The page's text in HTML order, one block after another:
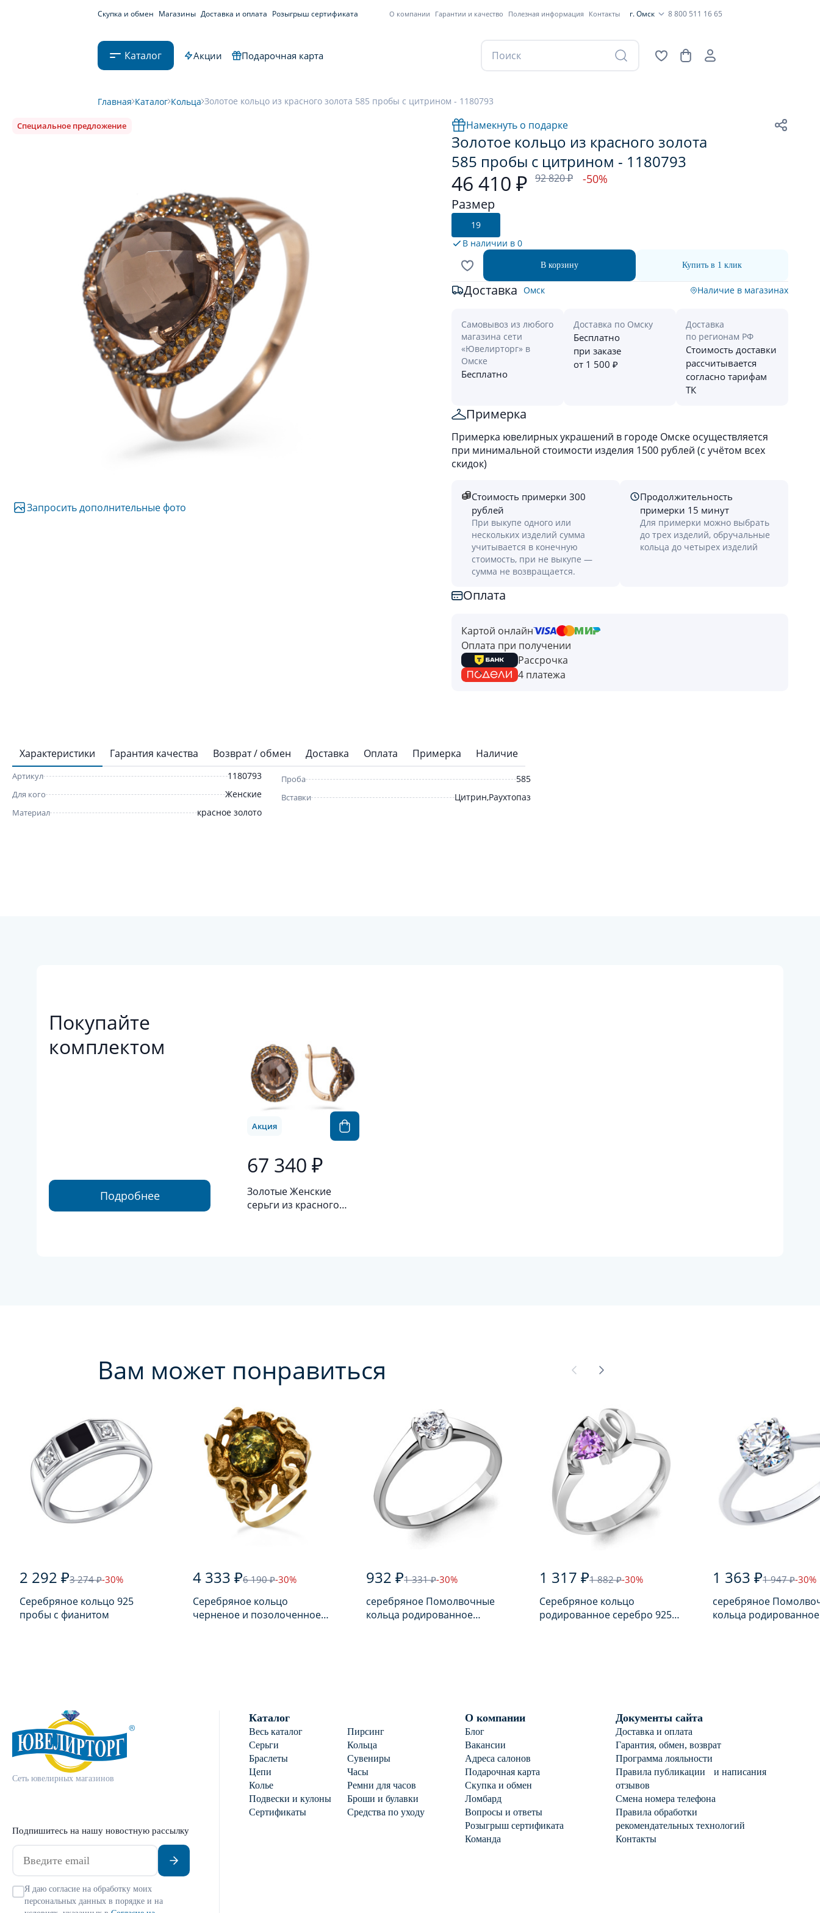
Скупка и обмен Магазины Доставка и оплата Розыгрыш сертификата О компании Гарантии и качество Полезная информация Контакты г. Омск 8 800 511 16 65
Каталог Акции Подарочная карта
Главная Каталог Кольца Золотое кольцо из красного золота 585 пробы с цитрином - 1180793
Специальное предложение
Запросить дополнительные фото
Намекнуть о подарке
Золотое кольцо из красного золота
585 пробы с цитрином - 1180793
46 410 ₽ 92 820 ₽ -50%
Размер
19
В наличии в 0
В корзину Купить в 1 клик
Доставка Омск Наличие в магазинах
Самовывоз из любого
магазина сети
«Ювелирторг» в
Омске
Бесплатно
Доставка по Омску
Бесплатно
при заказе
от 1 500 ₽
Доставка
по регионам РФ
Стоимость доставки
рассчитывается
согласно тарифам
ТК
Примерка
Примерка ювелирных украшений в городе Омске осуществляется
при минимальной стоимости изделия 1500 рублей (с учётом всех
скидок)
Стоимость примерки 300
рублей
При выкупе одного или
нескольких изделий сумма
учитывается в конечную
стоимость, при не выкупе —
сумма не возвращается.
Продолжительность
примерки 15 минут
Для примерки можно выбрать
до трех изделий, обручальные
кольца до четырех изделий
Оплата
Картой онлайн
Оплата при получении
Рассрочка
4 платежа
Характеристики Гарантия качества Возврат / обмен Доставка Оплата Примерка Наличие
Артикул 1180793
Для кого Женские
Материал красное золото
Проба 585
Вставки Цитрин,Раухтопаз
Покупайте
комплектом
Подробнее
67 340 ₽
Золотые Женские
серьги из красного
Акция
Вам может понравиться
2 292 ₽3 274 ₽-30%
Серебряное кольцо 925
пробы с фианитом
4 333 ₽6 190 ₽-30%
Серебряное кольцо
черненое и позолоченное
932 ₽1 331 ₽-30%
серебряное Помолвочные
кольца родированное
1 317 ₽1 882 ₽-30%
Серебряное кольцо
родированное серебро 925
1 363 ₽1 947 ₽-30%
серебряное
кольца родированное
Сеть ювелирных магазинов
Подпишитесь на нашу новостную рассылку
Я даю согласие на обработку моих
персональных данных в порядке и на
Каталог
Весь каталог
Пирсинг
Серьги
Кольца
Браслеты
Сувениры
Цепи
Часы
Колье
Ремни для часов
Подвески и кулоны
Броши и булавки
Сертификаты
Средства по уходу
О компании
Блог
Вакансии
Адреса салонов
Подарочная карта
Скупка и обмен
Ломбард
Вопросы и ответы
Розыгрыш сертификата
Команда
Документы сайта
Доставка и оплата
Гарантия, обмен, возврат
Программа лояльности
Правила публикации и написания
отзывов
Смена номера телефона
Правила обработки
рекомендательных технологий
Контакты